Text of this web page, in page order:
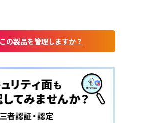
この製品を管理しますか？